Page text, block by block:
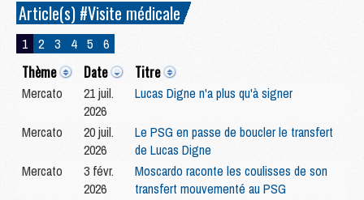
Article(s) #Visite médicale
1 2 3 4 5 6
Thème Date Titre
Mercato
21 juil.
2026
Lucas Digne n'a plus qu'à signer
Mercato
20 juil.
2026
Le PSG en passe de boucler le transfert
de Lucas Digne
Mercato
3 févr.
2026
Moscardo raconte les coulisses de son
transfert mouvementé au PSG